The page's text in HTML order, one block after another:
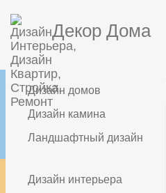
Декор Дома
Дизайн домов
Дизайн камина
Ландшафтный дизайн
Дизайн интерьера